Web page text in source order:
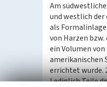
Am
und westlich
als
von Harzen
ein Volumen
amerikanischen
errichtet wurde.
Lediglich Teile